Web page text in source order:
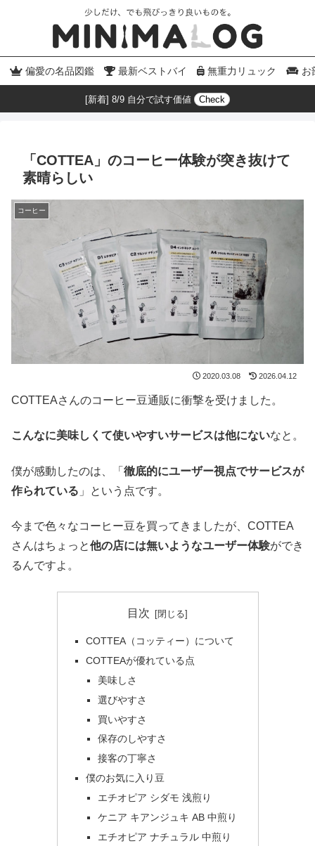
偏愛の名品図鑑 最新ベストバイ 無重力リュック お
[新着] 8/9 自分で試す価値 Check
「COTTEA」のコーヒー体験が突き抜けて
素晴らしい
コーヒー
2020.03.08 2026.04.12
COTTEAさんのコーヒー豆通販に衝撃を受けました。
こんなに美味しくて使いやすいサービスは他にないなと。
僕が感動したのは、「 徹底的にユーザー視点でサービスが
作られている 」という点です。
今まで色々なコーヒー豆を買ってきましたが、COTTEA
さんはちょっと他の店には無いようなユーザー体験ができ
るんですよ。
目次
COTTEA（コッティー）について
COTTEAが優れている点
美味しさ
選びやすさ
買いやすさ
保存のしやすさ
接客の丁寧さ
僕のお気に入り豆
エチオピア シダモ 浅煎り
ケニア キアンジュキ AB 中煎り
エチオピア ナチュラル 中煎り